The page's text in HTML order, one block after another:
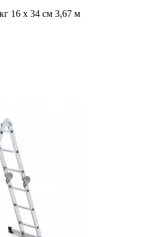
16 x 34 см 3,67 м